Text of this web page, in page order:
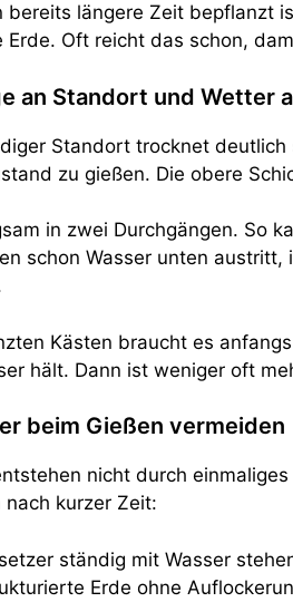
bereits längere Zeit bepflanzt
Erde. Oft reicht das schon,
an Standort und Wetter
Standort trocknet
zu gießen. Die obere
in zwei Durchgängen. So
schon Wasser unten austritt,
Kästen braucht es
hält. Dann ist weniger oft
beim Gießen vermeiden
nicht durch
kurzer Zeit:
ständig mit Wasser
Erde ohne